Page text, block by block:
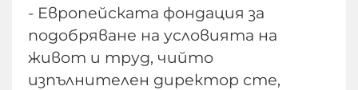
- Европейската фондация за
подобряване на условията на
живот и труд, чийто
изпълнителен директор сте,